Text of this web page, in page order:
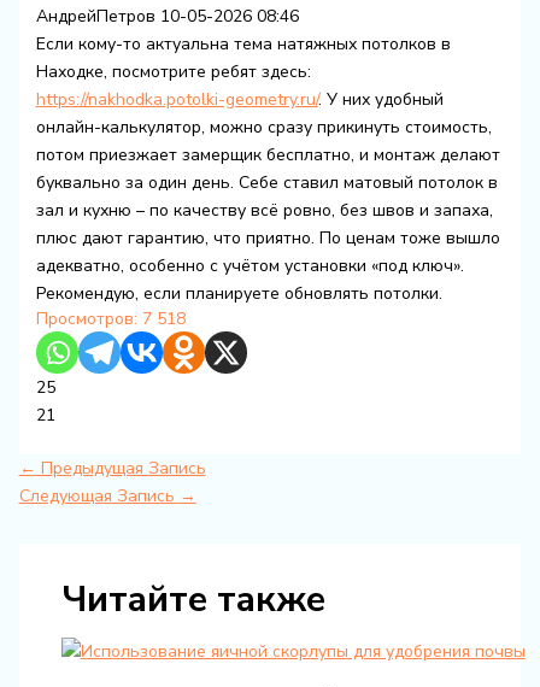
АндрейПетров 10-05-2026 08:46
Если кому-то актуальна тема натяжных потолков в
Находке, посмотрите ребят здесь:
https://nakhodka.potolki-geometry.ru/. У них удобный
онлайн-калькулятор, можно сразу прикинуть стоимость,
потом приезжает замерщик бесплатно, и монтаж делают
буквально за один день. Себе ставил матовый потолок в
зал и кухню – по качеству всё ровно, без швов и запаха,
плюс дают гарантию, что приятно. По ценам тоже вышло
адекватно, особенно с учётом установки «под ключ».
Рекомендую, если планируете обновлять потолки.
Просмотров: 7 518
25
21
← Предыдущая Запись
Следующая Запись →
Читайте также